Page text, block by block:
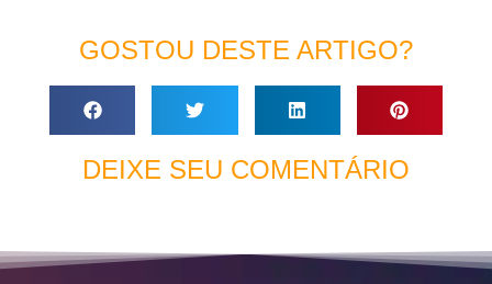
GOSTOU DESTE ARTIGO?
DEIXE SEU COMENTÁRIO